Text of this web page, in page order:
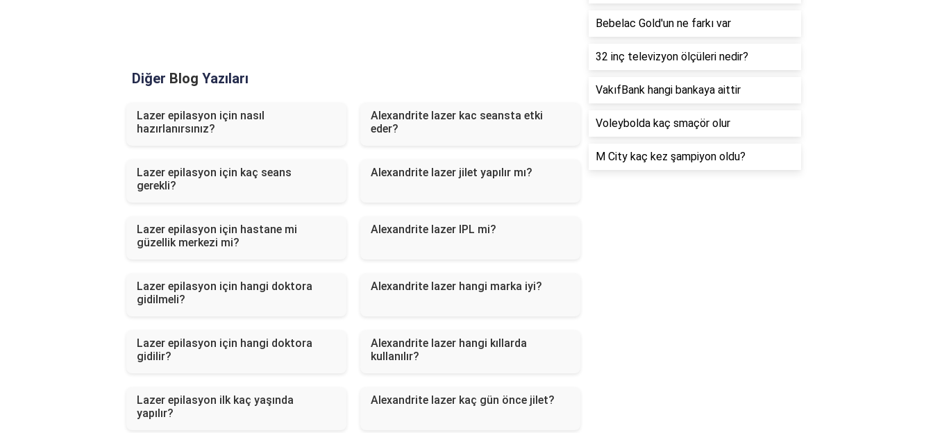
Diğer Blog Yazıları
Lazer epilasyon için nasıl
hazırlanırsınız?
Alexandrite lazer kac seansta etki
eder?
Lazer epilasyon için kaç seans
gerekli?
Alexandrite lazer jilet yapılır mı?
Lazer epilasyon için hastane mi
güzellik merkezi mi?
Alexandrite lazer IPL mi?
Lazer epilasyon için hangi doktora
gidilmeli?
Alexandrite lazer hangi marka iyi?
Lazer epilasyon için hangi doktora
gidilir?
Alexandrite lazer hangi kıllarda
kullanılır?
Lazer epilasyon ilk kaç yaşında
yapılır?
Alexandrite lazer kaç gün önce jilet?
Bebelac Gold'un ne farkı var
32 inç televizyon ölçüleri nedir?
VakıfBank hangi bankaya aittir
Voleybolda kaç smaçör olur
M City kaç kez şampiyon oldu?